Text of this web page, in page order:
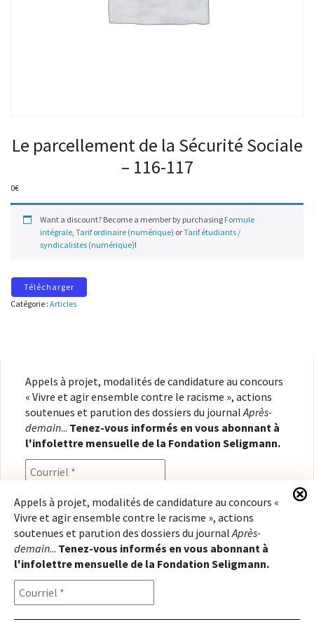
Le parcellement de la Sécurité Sociale
– 116-117
0€
Want a discount? Become a member by purchasing Formule
intégrale, Tarif ordinaire (numérique) orTarif étudiants /
syndicalistes (numérique)!
Télécharger
Catégorie : Articles
Appels à projet, modalités de candidature au concours
« Vivre et agir ensemble contre le racisme », actions
soutenues et parution des dossiers du journal Après-
demain... Tenez-vous informés en vous abonnant à
l'infolettre mensuelle de la Fondation Seligmann.
En renseignant votre adresse électronique, vous
consentez à recevoir l'infolettre de la Fondation
Seligmann, conformément à notrepolitique de
confidentialité. Il vous sera possible de vous
désabonner à tout moment.
Appels à projet, modalités de candidature au concours «
Vivre et agir ensemble contre le racisme », actions
soutenues et parution des dossiers du journalAprès-
demain... Tenez-vous informés en vous abonnant à
l'infolettre mensuelle de la Fondation Seligmann.